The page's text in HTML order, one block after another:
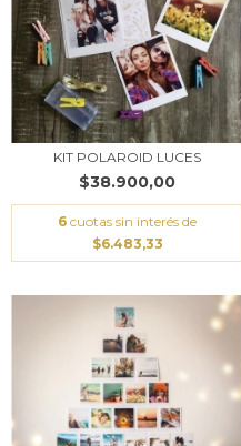
KIT POLAROID LUCES
$38.900,00
6 cuotas sin interés de
$6.483,33